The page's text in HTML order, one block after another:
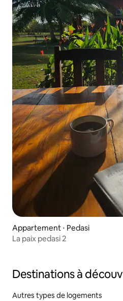
Appartement ⋅ Pedasi
La paix pedasi 2
Destinations à
Autres types de logements